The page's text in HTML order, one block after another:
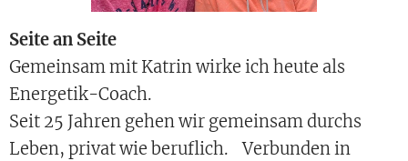
Seite an Seite
Gemeinsam mit Katrin wirke ich heute als
Energetik-Coach.
Seit 25 Jahren gehen wir gemeinsam durchs
Leben, privat wie beruflich. Verbunden in